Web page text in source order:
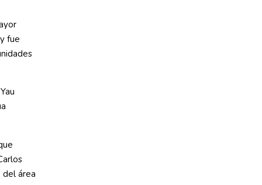
fue
del área